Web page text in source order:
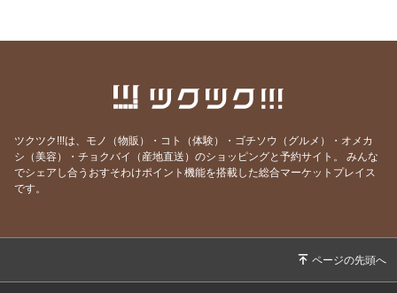
2021/07/19たかじ よりお知らせです。(明日のお休みにつ
たかじ よりお知らせです。(明日のお休みにつ
2021/03/07たかじ よりお知らせです。(今日・明日のお休
みについて）
2021/02/04
ツクツク!!!は、モノ（物販）・コト（体験）・ゴチソウ（グルメ）・オメカ
シ（美容）・チョクバイ（産地直送）のショッピングと予約サイト。
みんな
でシェアし合うおすそわけポイント機能を搭載した総合マーケットプレイス
です。